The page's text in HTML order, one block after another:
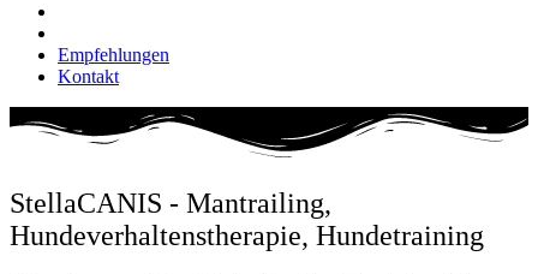
Empfehlungen
Kontakt
StellaCANIS - Mantrailing,
Hundeverhaltenstherapie, Hundetraining